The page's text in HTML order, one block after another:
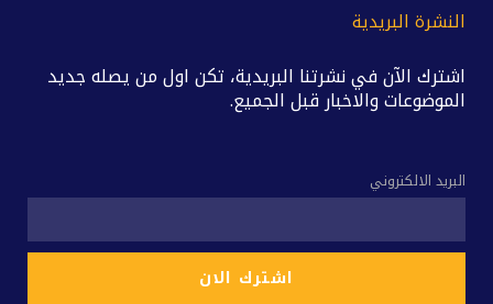
النشرة البريدية
اشترك الآن في نشرتنا البريدية، تكن اول من يصله جديد
الموضوعات والاخبار قبل الجميع.
البريد الالكتروني